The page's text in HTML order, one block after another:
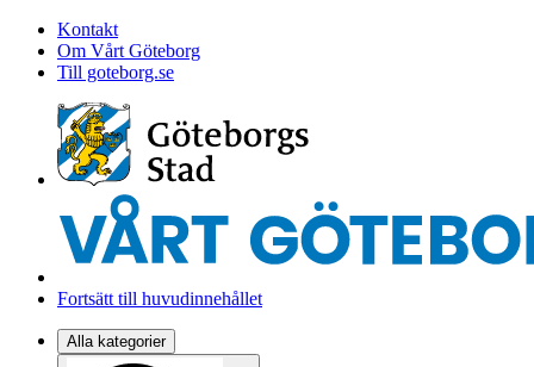
Kontakt
Om Vårt Göteborg
Till goteborg.se
Fortsätt till huvudinnehållet
Alla kategorier